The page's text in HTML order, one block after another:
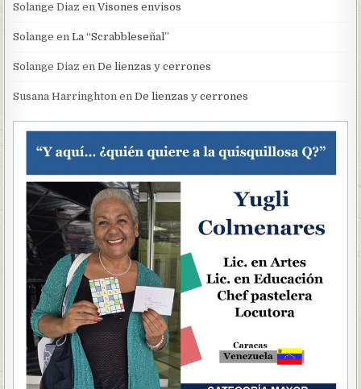
Solange Diaz enVisones envisos
Solange enLa “Scrabbleseñal”
Solange Diaz enDe lienzas y cerrones
Susana Harringhton enDe lienzas y cerrones